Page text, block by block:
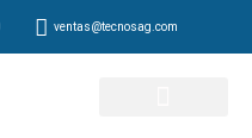
ventas@tecnosag.com